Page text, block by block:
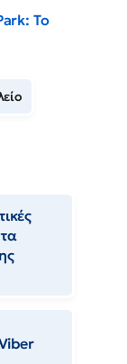
Το